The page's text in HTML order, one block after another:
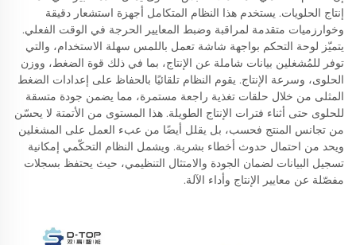
إنتاج الحلويات. يستخدم هذا النظام المتكامل أجهزة استشعار دقيقة
وخوارزميات متقدمة لمراقبة وضبط المعايير الحرجة في الوقت الفعلي.
يتميّز لوحة التحكم بواجهة شاشة تعمل باللمس سهلة الاستخدام، والتي
توفر للمُشغلين بيانات شاملة عن الإنتاج، بما في ذلك قوة الضغط، ووزن
الحلوى، وسرعة الإنتاج. يقوم النظام تلقائيًا بالحفاظ على إعدادات الضغط
المثلى من خلال حلقات تغذية راجعة مستمرة، مما يضمن جودة متسقة
للحلوى حتى أثناء فترات الإنتاج الطويلة. هذا المستوى من الأتمتة لا يحسّن
من تجانس المنتج فحسب، بل يقلل أيضًا من عبء العمل على المشغلين
ويحد من احتمال حدوث أخطاء بشرية. ويشمل النظام التحكّمي إمكانية
تسجيل البيانات لضمان الجودة والامتثال التنظيمي، حيث يحتفظ بسجلات
مفصّلة عن معايير الإنتاج وأداء الآلة.